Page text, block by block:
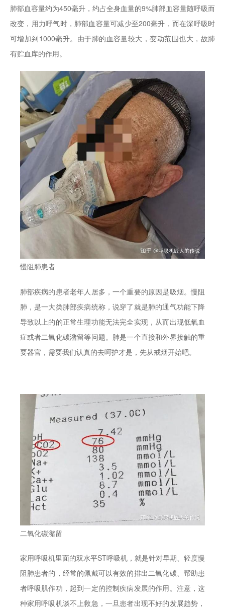
肺部血容量约为450毫升，约占全身血量的9%肺部血容量随呼吸而
改变，用力呼气时，肺部血容量可减少至200毫升，而在深呼吸时
可增加到1000毫升。由于肺的血容量较大，变动范围也大，故肺
有贮血库的作用。
慢阻肺患者
肺部疾病的患者老年人居多，一个重要的原因是吸烟。慢阻
肺，是一大类肺部疾病统称，说穿了就是肺的通气功能下降
导致以上的的正常生理功能无法完全实现，从而出现低氧血
症或者二氧化碳潴留等问题。肺是一个直接和外界接触的重
要器官，需要我们认真的去呵护才是，先从戒烟开始吧。
二氧化碳潴留
家用呼吸机里面的双水平ST呼吸机，就是针对早期、轻度慢
阻肺患者的，经常的佩戴可以有效的排出二氧化碳、帮助患
者呼吸肌作功，起到一定的控制疾病发展的作用。注意，这
种家用呼吸机谈不上救急，一旦患者出现不好的发展趋势，